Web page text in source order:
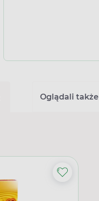
Oglądali także